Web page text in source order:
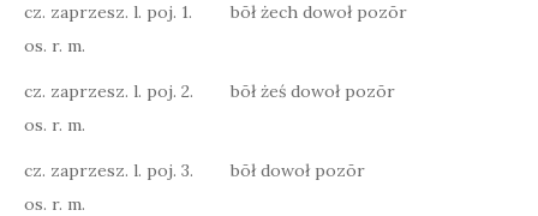
cz. zaprzesz. l. poj. 1.
os. r. m.
bōł żech dowoł pozōr
cz. zaprzesz. l. poj. 2.
os. r. m.
bōł żeś dowoł pozōr
cz. zaprzesz. l. poj. 3.
os. r. m.
bōł dowoł pozōr